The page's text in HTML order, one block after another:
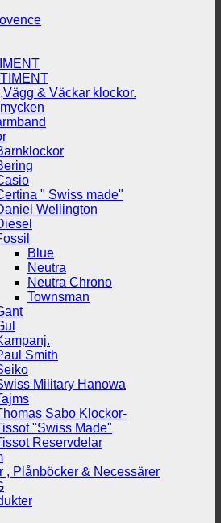
& Väckar klockor.
" Swiss made"
Wellington
Blue
Neutra
Neutra Chrono
Townsman
Smith
Military Hanowa
Sabo Klockor-
"Swiss Made"
Reservdelar
, Plånböcker & Necessärer